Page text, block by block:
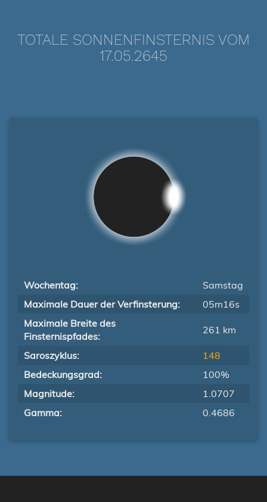
TOTALE SONNENFINSTERNIS VOM
17.05.2645
Wochentag:
Samstag
Maximale Dauer der Verfinsterung:
05m16s
Maximale Breite des
Finsternispfades:
261 km
Saroszyklus:
148
Bedeckungsgrad:
100%
Magnitude:
1.0707
Gamma:
0.4686